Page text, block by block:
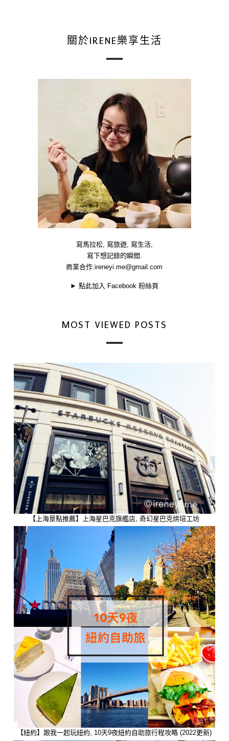
關於IRENE樂享生活
寫馬拉松, 寫旅遊, 寫生活,
寫下想記錄的瞬間.
商業合作:ireneyi.me@gmail.com
►點此加入 Facebook 粉絲頁
MOST VIEWED POSTS
【上海景點推薦】上海星巴克旗艦店, 奇幻星巴克烘培工坊
【紐約】跟我一起玩紐約, 10天9夜紐約自助旅行程攻略 (2022更新)